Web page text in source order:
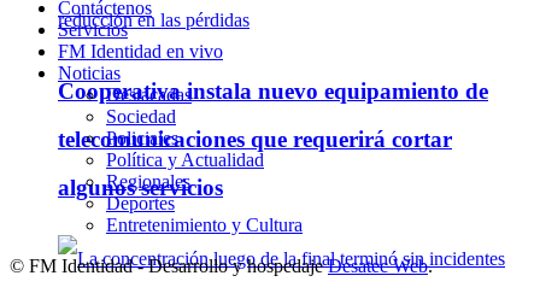
Cooperativa instala nuevo equipamiento de
telecomunicaciones que requerirá cortar
algunos servicios
Contáctenos
Servicios
FM Identidad en vivo
Noticias
Destacadas
Sociedad
Policiales
Política y Actualidad
Regionales
Deportes
Entretenimiento y Cultura
© FM Identidad - Desarrollo y hospedajeDesatec Web.